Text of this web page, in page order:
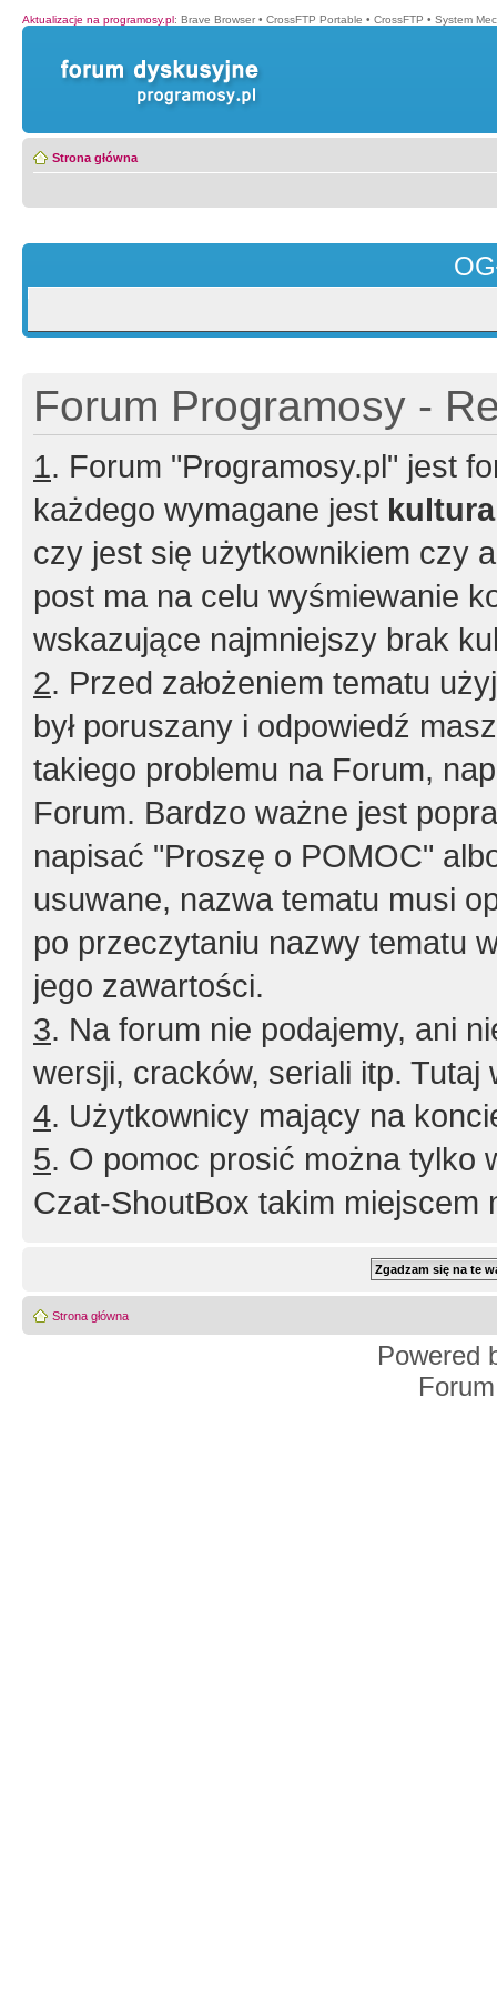
Aktualizacje na programosy.pl: Brave Browser • CrossFTP Portable • CrossFTP • System
Strona główna
Forum Programosy -
1. Forum "Programosy.pl" jest
każdego wymagane jest
czy jest się użytkownikiem czy
post ma na celu wyśmiewanie
wskazujące najmniejszy brak
2. Przed założeniem tematu
był poruszany i odpowiedź
takiego problemu na Forum,
Forum. Bardzo ważne jest
napisać "Proszę o POMOC"
usuwane, nazwa tematu musi
po przeczytaniu nazwy tematu
jego zawartości.
3. Na forum nie podajemy, ani
wersji, cracków, seriali itp. Tutaj
4. Użytkownicy mający na
5. O pomoc prosić można tylko
Czat-ShoutBox takim miejscem
Strona główna
Powered